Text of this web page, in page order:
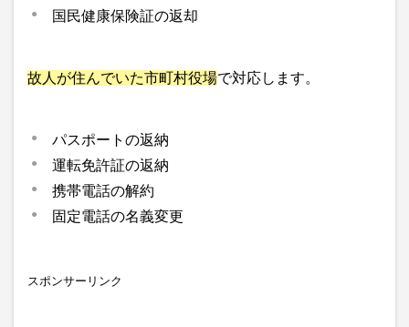
国民健康保険証の返却
故人が住んでいた市町村役場で対応します。
パスポートの返納
運転免許証の返納
携帯電話の解約
固定電話の名義変更
スポンサーリンク